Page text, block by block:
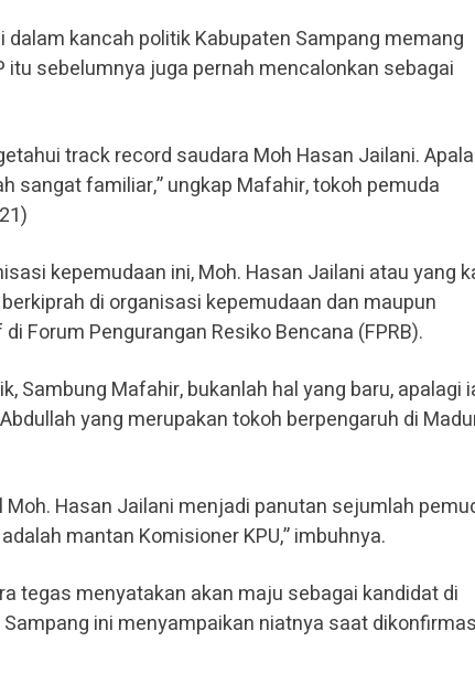
kancah politik Kabupaten Sampang memang
itu sebelumnya juga pernah mencalonkan sebagai
track record saudara Moh Hasan Jailani.
sangat familiar,” ungkap Mafahir, tokoh pemuda
kepemudaan ini, Moh. Hasan Jailani atau yang
di organisasi kepemudaan dan maupun
Forum Pengurangan Resiko Bencana (FPRB).
Sambung Mafahir, bukanlah hal yang baru, apalagi
yang merupakan tokoh berpengaruh di
Hasan Jailani menjadi panutan sejumlah
mantan Komisioner KPU,” imbuhnya.
tegas menyatakan akan maju sebagai kandidat di
Sampang ini menyampaikan niatnya saat